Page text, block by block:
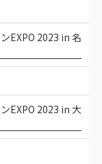
EXPO 2023 in 名
EXPO 2023 in 大